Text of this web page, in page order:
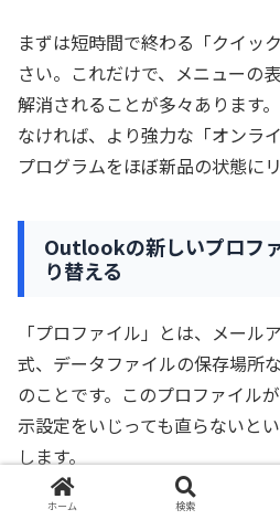
まずは短時間で終わる「クイッ
さい。これだけで、メニューの
解消されることが多々あります
なければ、より強力な「オンラ
プログラムをほぼ新品の状態に
Outlookの新しいプロフ
り替える
「プロファイル」とは、メール
式、データファイルの保存場所
のことです。このプロファイル
示設定をいじっても直らないと
します。
ホーム 検索